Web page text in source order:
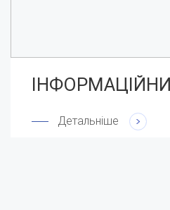
Детальніше